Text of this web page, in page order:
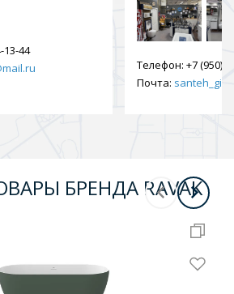
13-44
Телефон: +7 (950)
Почта:
БРЕНДА RAVAK